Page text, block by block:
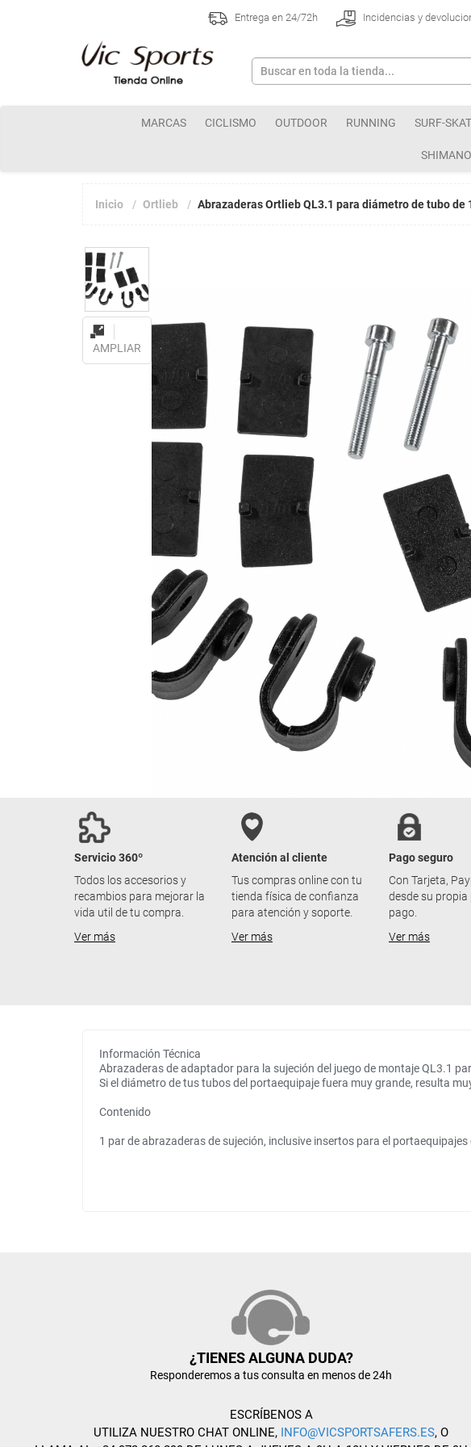
Entrega en 24/72h Incidencias y
MARCAS CICLISMO OUTDOOR RUNNING SURF-
Inicio Ortlieb Abrazaderas Ortlieb QL3.1 para diámetro de tubo de
AMPLIAR
Servicio 360º
Todos los accesorios y
recambios para mejorar la
vida util de tu compra.
Ver más
Atención al cliente
Tus compras online con tu
tienda física de confianza
para atención y soporte.
Ver más
Pago seguro
Con Tarjeta,
desde su propia
pago.
Ver más
Información Técnica
Abrazaderas de adaptador para la sujeción del juego de montaje QL3.1
Si el diámetro de tus tubos del portaequipaje fuera muy grande, resulta
Contenido
1 par de abrazaderas de sujeción, inclusive insertos para el
¿TIENES ALGUNA DUDA?
Responderemos a tus consulta en menos de 24h
ESCRÍBENOS A
UTILIZA NUESTRO CHAT ONLINE, INFO@VICSPORTSAFERS.ES, O